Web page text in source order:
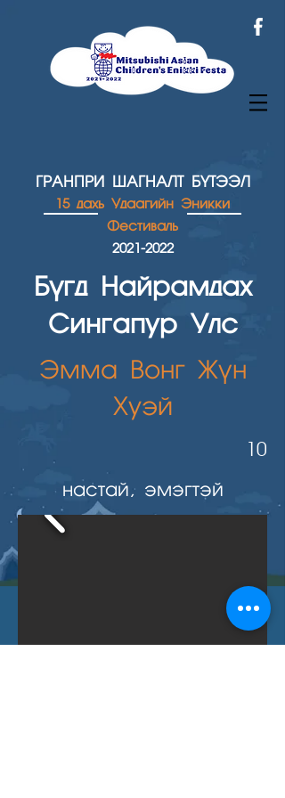
ГРАНПРИ ШАГНАЛТ БҮТЭЭЛ
15 дахь Удаагийн Эникки
Фестиваль
2021 -2022
Бүгд Найрамдах
Сингапур Улс
Эмма Вонг Жүн
Хуэй
10
настай, эмэгтэй